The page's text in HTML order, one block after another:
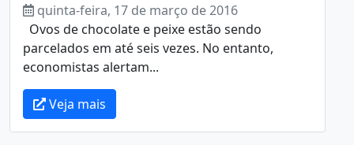
quinta-feira, 17 de março de 2016
Ovos de chocolate e peixe estão sendo
parcelados em até seis vezes. No entanto,
economistas alertam...
Veja mais